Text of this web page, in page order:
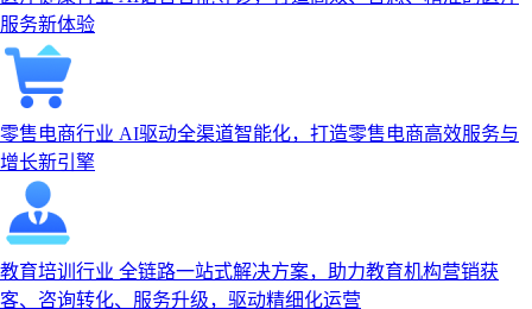
服务新体验
零售电商行业 AI驱动全渠道智能化，打造零售电商高效服务与
增长新引擎
教育培训行业 全链路一站式解决方案，助力教育机构营销获
客、咨询转化、服务升级，驱动精细化运营